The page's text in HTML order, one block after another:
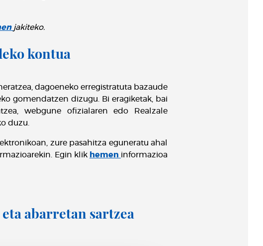
jakiteko.
kontua
dagoeneko erregistratuta bazaude
gomendatzen dizugu. Bi eragiketak, bai
webgune ofizialaren edo Realzale
duzu.
zure pasahitza eguneratu ahal
Egin klik hemen informazioa
abarretan sartzea